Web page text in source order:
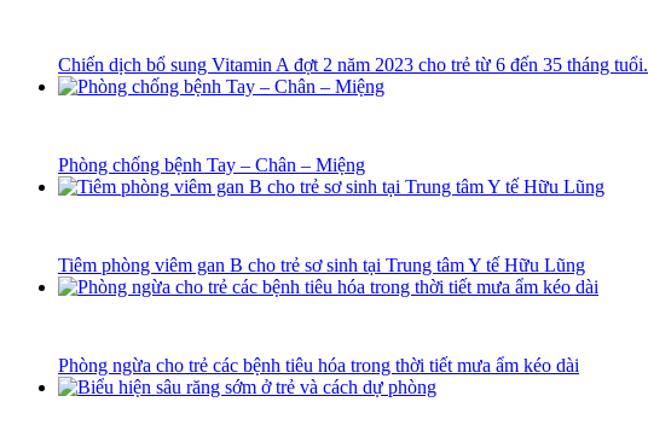
Chiến dịch bổ sung Vitamin A đợt 2 năm 2023 cho trẻ từ 6 đến 35 tháng tuổi.
Phòng chống bệnh Tay – Chân – Miệng
Tiêm phòng viêm gan B cho trẻ sơ sinh tại Trung tâm Y tế Hữu Lũng
Phòng ngừa cho trẻ các bệnh tiêu hóa trong thời tiết mưa ẩm kéo dài